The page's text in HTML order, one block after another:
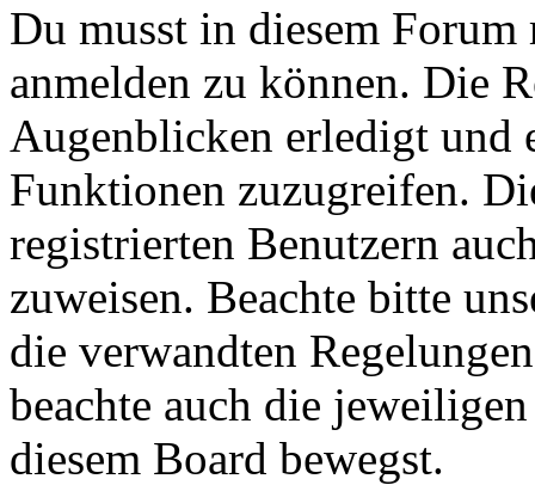
Du musst in diesem
anmelden zu können. Die
Augenblicken erledigt und
Funktionen zuzugreifen.
registrierten Benutzern
zuweisen. Beachte bitte
die verwandten
beachte auch die
diesem Board bewegst.